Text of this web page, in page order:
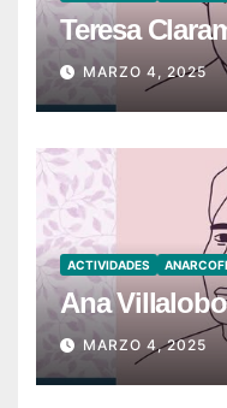
Teresa
MARZO 4, 2025
ACTIVIDADES
Ana
MARZO 4, 2025